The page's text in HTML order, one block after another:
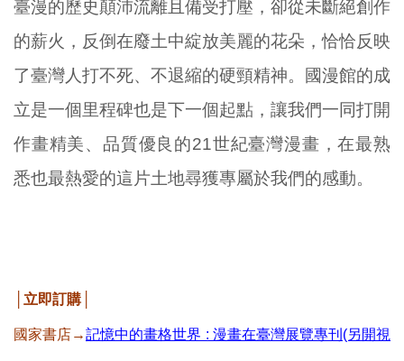
臺漫的歷史顛沛流離且備受打壓，卻從未斷絕創作
的薪火，反倒在廢土中綻放美麗的花朵，恰恰反映
了臺灣人打不死、不退縮的硬頸精神。國漫館的成
立是一個里程碑也是下一個起點，讓我們一同打開
作畫精美、品質優良的21世紀臺灣漫畫，在最熟
悉也最熱愛的這片土地尋獲專屬於我們的感動。
│立即訂購│
國家書店→記憶中的畫格世界 : 漫畫在臺灣展覽專刊(另開視